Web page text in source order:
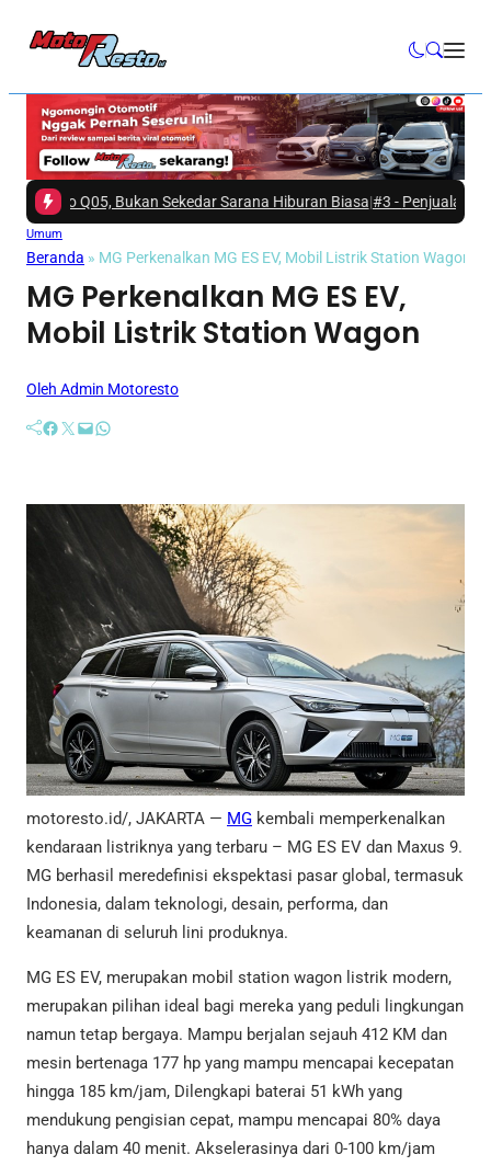
Q05, Bukan Sekedar Sarana Hiburan Biasa|#3 -Penjualan Suzuki
Umum
Beranda » MG Perkenalkan MG ES EV, Mobil Listrik Station Wagon
MG Perkenalkan MG ES EV,
Mobil Listrik Station Wagon
Oleh Admin Motoresto
Facebook Twitter Mail WhatsApp
motoresto.id/, JAKARTA — MG kembali memperkenalkan
kendaraan listriknya yang terbaru – MG ES EV dan Maxus 9.
MG berhasil meredefinisi ekspektasi pasar global, termasuk
Indonesia, dalam teknologi, desain, performa, dan
keamanan di seluruh lini produknya.
MG ES EV, merupakan mobil station wagon listrik modern,
merupakan pilihan ideal bagi mereka yang peduli lingkungan
namun tetap bergaya. Mampu berjalan sejauh 412 KM dan
mesin bertenaga 177 hp yang mampu mencapai kecepatan
hingga 185 km/jam, Dilengkapi baterai 51 kWh yang
mendukung pengisian cepat, mampu mencapai 80% daya
hanya dalam 40 menit. Akselerasinya dari 0-100 km/jam